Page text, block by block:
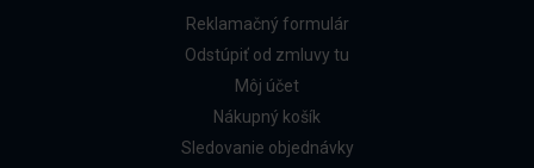
Reklamačný formulár
Odstúpiť od zmluvy tu
Môj účet
Nákupný košík
Sledovanie objednávky